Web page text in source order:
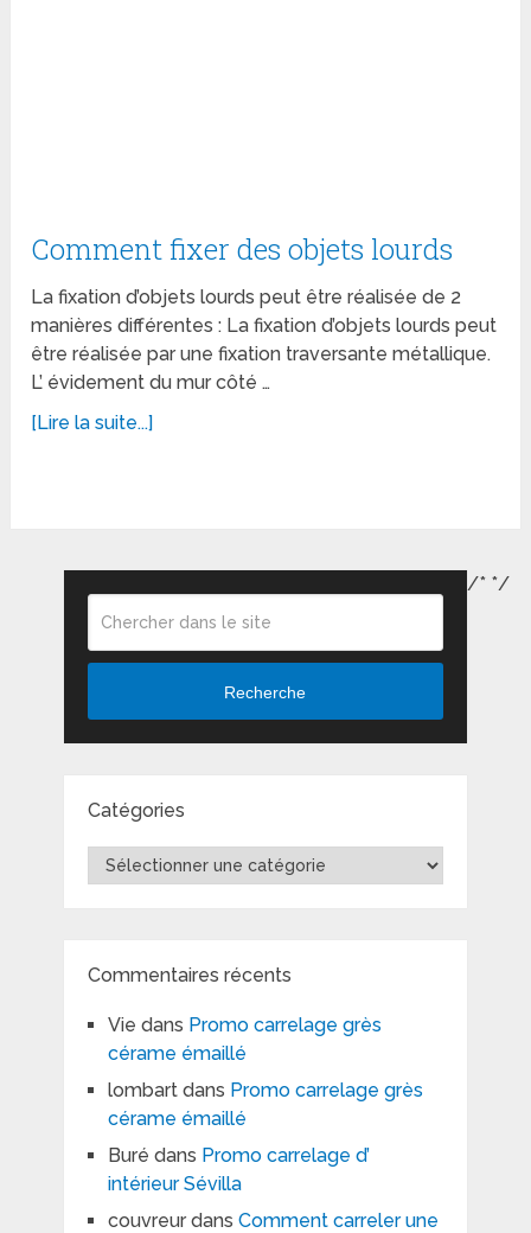
Comment fixer des objets lourds
La fixation d’objets lourds peut être réalisée de 2
manières différentes : La fixation d’objets lourds peut
être réalisée par une fixation traversante métallique.
L’ évidement du mur côté …
[Lire la suite...]
Recherche
Catégories
Catégories
Commentaires récents
Vie dans Promo carrelage grès
cérame émaillé
lombartdans Promo carrelage grès
cérame émaillé
Buré dans Promo carrelage d’
intérieur Sévilla
couvreurdans Comment carreler une
/* */